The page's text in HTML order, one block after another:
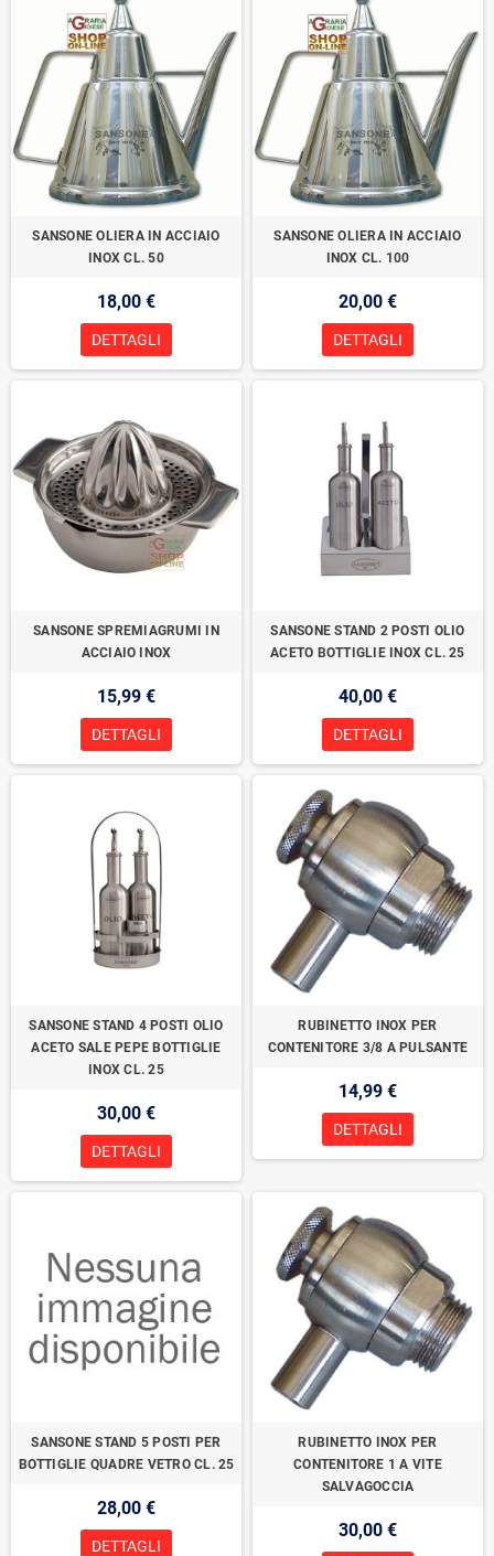
SANSONE OLIERA IN ACCIAIO
INOX CL. 50
18,00 €
DETTAGLI
SANSONE OLIERA IN ACCIAIO
INOX CL. 100
20,00 €
DETTAGLI
SANSONE SPREMIAGRUMI IN
ACCIAIO INOX
15,99 €
DETTAGLI
SANSONE STAND 2 POSTI OLIO
ACETO BOTTIGLIE INOX CL. 25
40,00 €
DETTAGLI
SANSONE STAND 4 POSTI OLIO
ACETO SALE PEPE BOTTIGLIE
INOX CL. 25
30,00 €
DETTAGLI
RUBINETTO INOX PER
CONTENITORE 3/8 A PULSANTE
14,99 €
DETTAGLI
SANSONE STAND 5 POSTI PER
BOTTIGLIE QUADRE VETRO CL. 25
28,00 €
DETTAGLI
RUBINETTO INOX PER
CONTENITORE 1 A VITE
SALVAGOCCIA
30,00 €